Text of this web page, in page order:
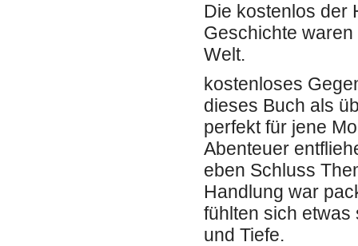
Die kostenlos der
Geschichte
Welt.
kostenloses
dieses Buch als
perfekt für jene
Abenteuer
eben Schluss
Handlung war
fühlten sich etwas
und Tiefe.